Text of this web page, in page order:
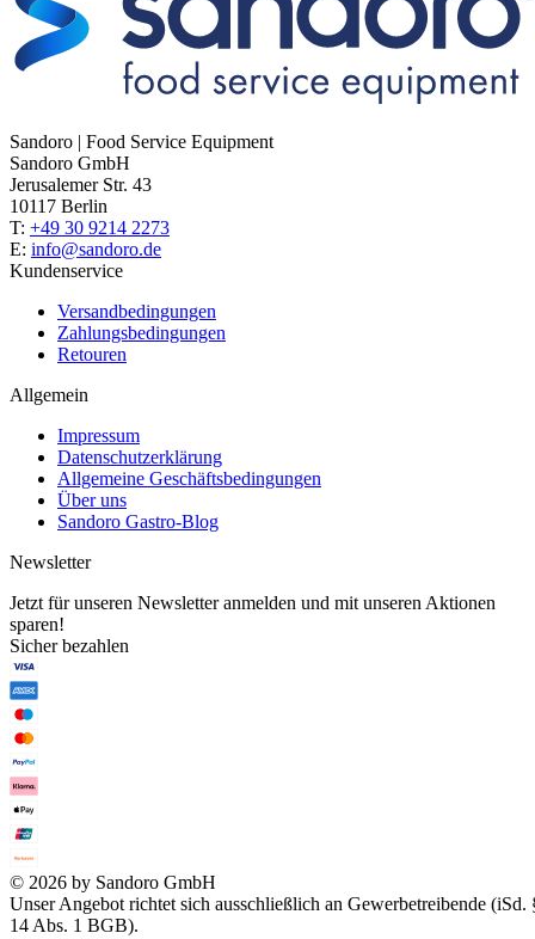
Sandoro | Food Service Equipment
Sandoro GmbH
Jerusalemer Str. 43
10117 Berlin
T: +49 30 9214 2273
E: info@sandoro.de
Kundenservice
Versandbedingungen
Zahlungsbedingungen
Retouren
Allgemein
Impressum
Datenschutzerklärung
Allgemeine Geschäftsbedingungen
Über uns
Sandoro Gastro-Blog
Newsletter
Jetzt für unseren Newsletter anmelden und mit unseren Aktionen
sparen!
Sicher bezahlen
© 2026 by Sandoro GmbH
Unser Angebot richtet sich ausschließlich an Gewerbetreibende (iSd.
14 Abs. 1 BGB).